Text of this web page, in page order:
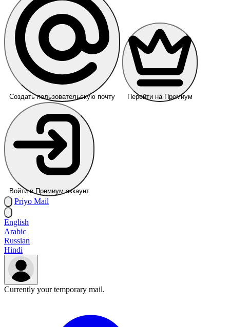
Создать пользовательскую почту Перейти на Премиум
Войти в Премиум аккаунт
Priyo Mail
English
Arabic
Russian
Hindi
Currently your temporary mail.